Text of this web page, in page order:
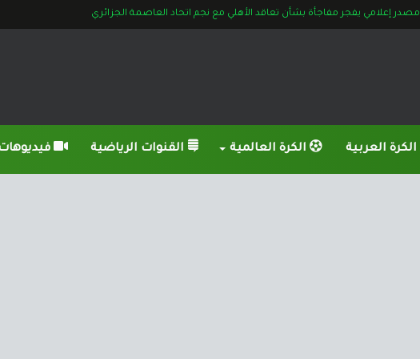
مصدر إعلامي يفجر مفاجأة بشأن تعاقد الأهلي مع نجم اتحاد العاصمة الجزائري
الكرة العربية الكرة العالمية القنوات الرياضية